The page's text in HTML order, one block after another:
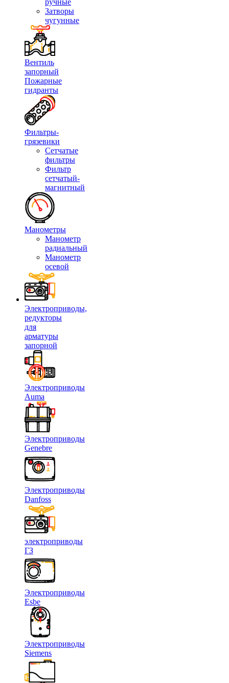
ручные
Затворы
чугунные
Вентиль
запорный
Пожарные
гидранты
Фильтры-
грязевики
Сетчатые
фильтры
Фильтр
сетчатый-
магнитный
Манометры
Манометр
радиальный
Манометр
осевой
Электроприводы,
редукторы
для
арматуры
запорной
Электроприводы
Auma
Электроприводы
Genebre
Электроприводы
Danfoss
электроприводы
ГЗ
Электроприводы
Esbe
Электроприводы
Siemens